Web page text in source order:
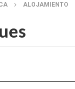
ALOJAMIENTO